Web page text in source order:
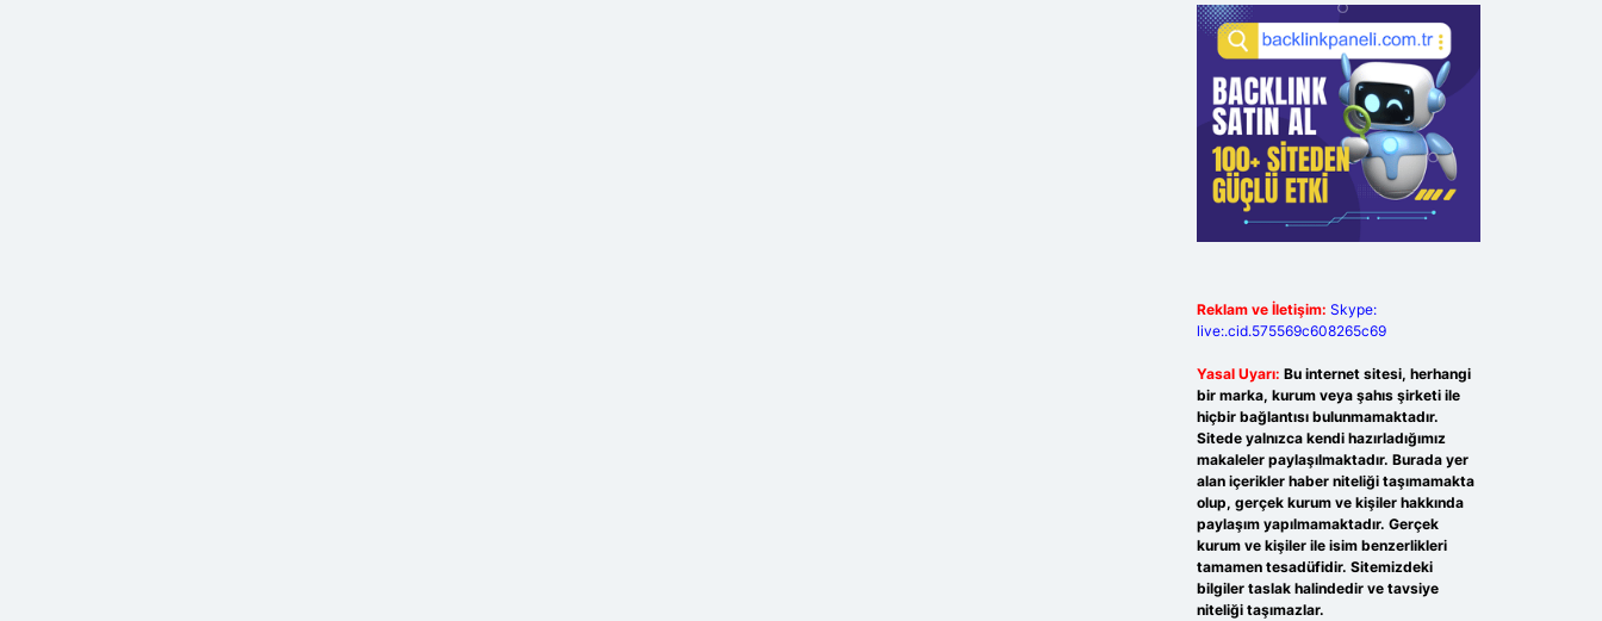
Reklam ve İletişim: Skype:
live:.cid.575569c608265c69
Yasal Uyarı: Bu internet sitesi, herhangi
bir marka, kurum veya şahıs şirketi ile
hiçbir bağlantısı bulunmamaktadır.
Sitede yalnızca kendi hazırladığımız
makaleler paylaşılmaktadır. Burada yer
alan içerikler haber niteliği taşımamakta
olup, gerçek kurum ve kişiler hakkında
paylaşım yapılmamaktadır. Gerçek
kurum ve kişiler ile isim benzerlikleri
tamamen tesadüfidir. Sitemizdeki
bilgiler taslak halindedir ve tavsiye
niteliği taşımazlar.